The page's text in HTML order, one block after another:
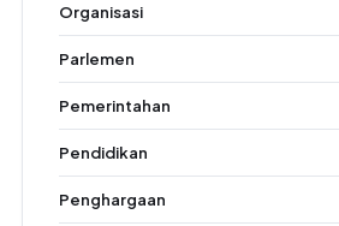
Organisasi
Parlemen
Pemerintahan
Pendidikan
Penghargaan